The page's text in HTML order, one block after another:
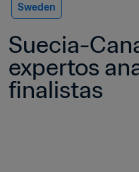
Sweden
Suecia-
expertos
finalistas